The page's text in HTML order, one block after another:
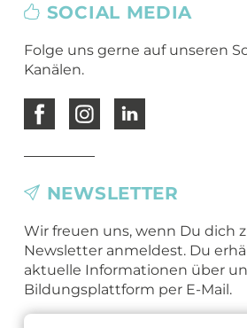
SOCIAL MEDIA
Folge uns gerne auf unseren
Kanälen.
NEWSLETTER
Wir freuen uns, wenn Du dich
Newsletter anmeldest. Du
aktuelle Informationen über
Bildungsplattform per E-Mail.